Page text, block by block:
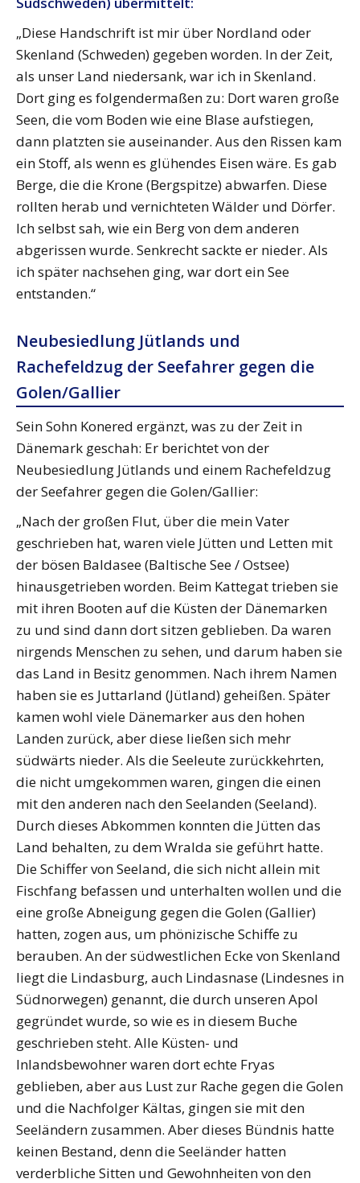
„Diese Handschrift ist mir über Nordland oder
Skenland (Schweden) gegeben worden. In der Zeit,
als unser Land niedersank, war ich in Skenland.
Dort ging es folgendermaßen zu: Dort waren große
Seen, die vom Boden wie eine Blase aufstiegen,
dann platzten sie auseinander. Aus den Rissen kam
ein Stoff, als wenn es glühendes Eisen wäre. Es gab
Berge, die die Krone (Bergspitze) abwarfen. Diese
rollten herab und vernichteten Wälder und Dörfer.
Ich selbst sah, wie ein Berg von dem anderen
abgerissen wurde. Senkrecht sackte er nieder. Als
ich später nachsehen ging, war dort ein See
entstanden.“
Neubesiedlung Jütlands und
Rachefeldzug der Seefahrer gegen die
Golen/Gallier
Sein Sohn Konered ergänzt, was zu der Zeit in
Dänemark geschah: Er berichtet von der
Neubesiedlung Jütlands und einem Rachefeldzug
der Seefahrer gegen die Golen/Gallier:
„Nach der großen Flut, über die mein Vater
geschrieben hat, waren viele Jütten und Letten mit
der bösen Baldasee (Baltische See / Ostsee)
hinausgetrieben worden. Beim Kattegat trieben sie
mit ihren Booten auf die Küsten der Dänemarken
zu und sind dann dort sitzen geblieben. Da waren
nirgends Menschen zu sehen, und darum haben sie
das Land in Besitz genommen. Nach ihrem Namen
haben sie es Juttarland (Jütland) geheißen. Später
kamen wohl viele Dänemarker aus den hohen
Landen zurück, aber diese ließen sich mehr
südwärts nieder. Als die Seeleute zurückkehrten,
die nicht umgekommen waren, gingen die einen
mit den anderen nach den Seelanden (Seeland).
Durch dieses Abkommen konnten die Jütten das
Land behalten, zu dem Wralda sie geführt hatte.
Die Schiffer von Seeland, die sich nicht allein mit
Fischfang befassen und unterhalten wollen und die
eine große Abneigung gegen die Golen (Gallier)
hatten, zogen aus, um phönizische Schiffe zu
berauben. An der südwestlichen Ecke von Skenland
liegt die Lindasburg, auch Lindasnase (Lindesnes in
Südnorwegen) genannt, die durch unseren Apol
gegründet wurde, so wie es in diesem Buche
geschrieben steht. Alle Küsten- und
Inlandsbewohner waren dort echte Fryas
geblieben, aber aus Lust zur Rache gegen die Golen
und die Nachfolger Kältas, gingen sie mit den
Seeländern zusammen. Aber dieses Bündnis hatte
keinen Bestand, denn die Seeländer hatten
verderbliche Sitten und Gewohnheiten von den